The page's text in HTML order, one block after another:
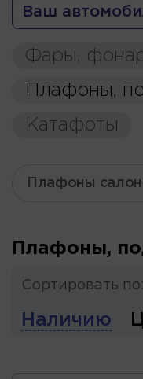
Ваш
Фары,
Плафоны,
Катафоты
Плафоны
Плафоны,
Сортировать по:
Наличию